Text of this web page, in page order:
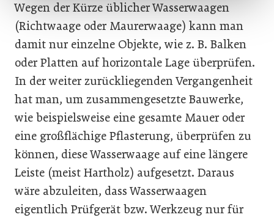
Wegen der Kürze üblicher Wasserwaagen
(Richtwaage oder Maurerwaage) kann man
damit nur einzelne Objekte, wie z. B. Balken
oder Platten auf horizontale Lage überprüfen.
In der weiter zurückliegenden Vergangenheit
hat man, um zusammengesetzte Bauwerke,
wie beispielsweise eine gesamte Mauer oder
eine großflächige Pflasterung, überprüfen zu
können, diese Wasserwaage auf eine längere
Leiste (meist Hartholz) aufgesetzt. Daraus
wäre abzuleiten, dass Wasserwaagen
eigentlich Prüfgerät bzw. Werkzeug nur für